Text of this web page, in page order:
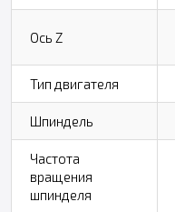
Ось Z
Тип двигателя
Шпиндель
Частота
вращения
шпинделя